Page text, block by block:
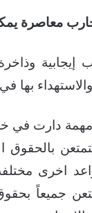
معاصرة
إيجابية
والاستهداء
دارت في
بالحقوق
اخرى
جميعاً